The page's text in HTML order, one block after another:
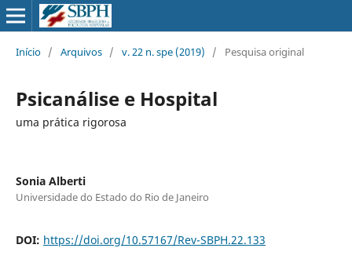
Início / Arquivos / v. 22 n. spe (2019) / Pesquisa original
Psicanálise e Hospital
uma prática rigorosa
Sonia Alberti
Universidade do Estado do Rio de Janeiro
DOI: https://doi.org/10.57167/Rev-SBPH.22.133